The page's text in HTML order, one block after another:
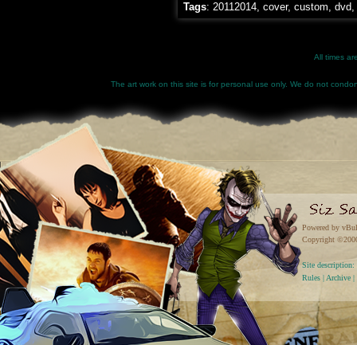
Tags: 20112014, cover, custom, dvd,
All times
The art work on this site is for personal use only. We do not
Powered by
Copyright
Site
Rules | Archive |